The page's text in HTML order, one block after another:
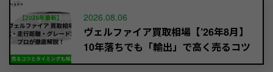
2026.08.06
ヴェルファイア買取相場【’26年8月】
10年落ちでも「輸出」で高く売るコツ